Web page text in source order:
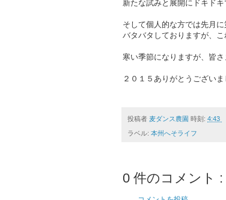
新たな試みと展開にドキド
そして個人的な方では先月
バタバタしておりますが、
寒い季節になりますが、皆
２０１５ありがとうございま
投稿者 麦ダンス農園 時刻: 4:43
ラベル: 本州へそライフ
0 件のコメント :